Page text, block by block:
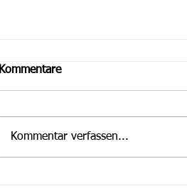
Kommentare
Kommentar verfassen...